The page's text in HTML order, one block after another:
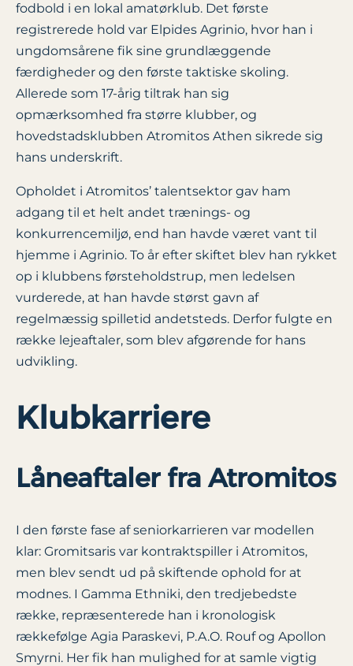
fodbold i en lokal amatørklub. Det første
registrerede hold var Elpides Agrinio, hvor han i
ungdomsårene fik sine grundlæggende
færdigheder og den første taktiske skoling.
Allerede som 17-årig tiltrak han sig
opmærksomhed fra større klubber, og
hovedstadsklubben Atromitos Athen sikrede sig
hans underskrift.
Opholdet i Atromitos’ talentsektor gav ham
adgang til et helt andet trænings- og
konkurrence­miljø, end han havde været vant til
hjemme i Agrinio. To år efter skiftet blev han rykket
op i klubbens førsteholdstrup, men ledelsen
vurderede, at han havde størst gavn af
regelmæssig spilletid andetsteds. Derfor fulgte en
række lejeaftaler, som blev afgørende for hans
udvikling.
Klubkarriere
Låneaftaler fra Atromitos
I den første fase af seniorkarrieren var modellen
klar: Gromitsaris var kontraktspiller i Atromitos,
men blev sendt ud på skiftende ophold for at
modnes. I Gamma Ethniki, den tredjebedste
række, repræsenterede han i kronologisk
rækkefølge Agia Paraskevi, P.A.O. Rouf og Apollon
Smyrni. Her fik han mulighed for at samle vigtig